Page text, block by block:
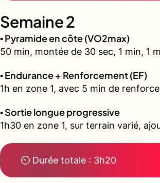
Semaine 2
▪️ Pyramide en côte (VO2max)
50 min, montée de 30 sec, 1 min, 1
▪️ Endurance + Renforcement (EF)
1h en zone 1, avec 5 min de
▪️ Sortie longue progressive
1h30 en zone 1, sur terrain varié,
⏲ Durée totale : 3h20